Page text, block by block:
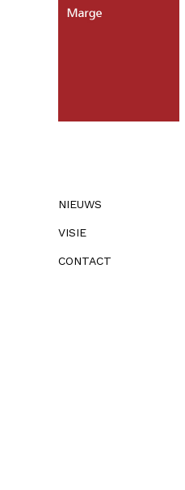
NIEUWS
VISIE
CONTACT